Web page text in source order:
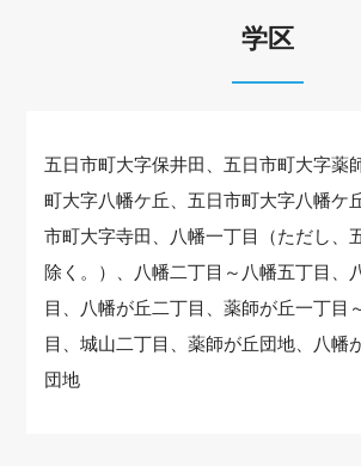
学区
五日市町大字保井田、五日市町大字薬
町大字八幡ケ丘、五日市町大字八幡ケ
市町大字寺田、八幡一丁目（ただし、
除く。）、八幡二丁目～八幡五丁目、
目、八幡が丘二丁目、薬師が丘一丁目
目、城山二丁目、薬師が丘団地、八幡
団地